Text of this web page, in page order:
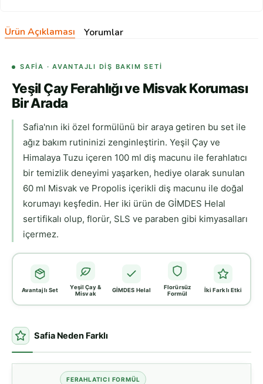
Ürün Açıklaması Yorumlar
SAFIA · AVANTAJLI DIŞ BAKIM SETI
Yeşil Çay Ferahlığı ve Misvak Koruması
Bir Arada
Safia'nın iki özel formülünü bir araya getiren bu set ile
ağız bakım rutininizi zenginleştirin. Yeşil Çay ve
Himalaya Tuzu içeren 100 ml diş macunu ile ferahlatıcı
bir temizlik deneyimi yaşarken, hediye olarak sunulan
60 ml Misvak ve Propolis içerikli diş macunu ile doğal
korumayı keşfedin. Her iki ürün de GİMDES Helal
sertifikalı olup, florür, SLS ve paraben gibi kimyasalları
içermez.
Avantajlı Set
Yeşil Çay &
Misvak
GİMDES Helal
Florürsüz
Formül
İki Farklı Etki
Safia Neden Farklı
FERAHLATICI FORMÜL